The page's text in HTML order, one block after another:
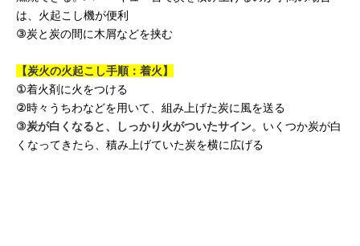
は、火起こし機が便利
③炭と炭の間に木屑などを挟む
【炭火の火起こし手順：着火】
①着火剤に火をつける
②時々うちわなどを用いて、組み上げた炭に風を送る
③炭が白くなると、しっかり火がついたサイン。いくつか炭が白
くなってきたら、積み上げていた炭を横に広げる